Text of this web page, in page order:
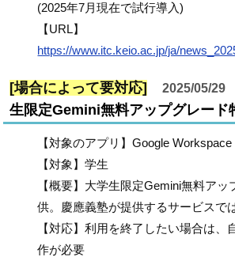
(2025年7月現在で試行導入)
【URL】
https://www.itc.keio.ac.jp/ja/
[場合によって要対応] 2025/05/29
生限定Gemini無料アップグレード
【対象のアプリ】Google
【対象】学生
【概要】大学生限定Gemini無料ア
供。慶應義塾が提供するサービスで
【対応】利用を終了したい場合は、
作が必要